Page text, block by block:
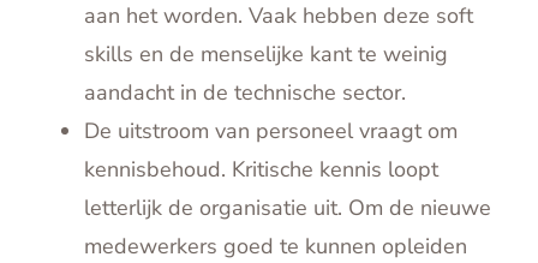
aan het worden. Vaak hebben deze soft
skills en de menselijke kant te weinig
aandacht in de technische sector.
De uitstroom van personeel vraagt om
kennisbehoud. Kritische kennis loopt
letterlijk de organisatie uit. Om de nieuwe
medewerkers goed te kunnen opleiden